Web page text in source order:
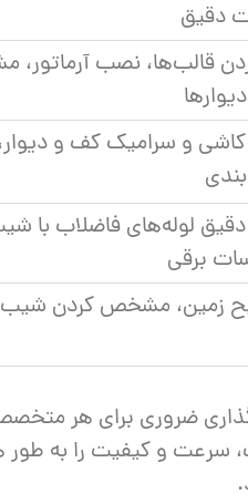
دقیق
قالب‌ها، نصب
و سرامیک کف و
لوله‌های فاضلاب با
برقی
زمین، مشخص کردن
ضروری برای هر
سرعت و کیفیت را به